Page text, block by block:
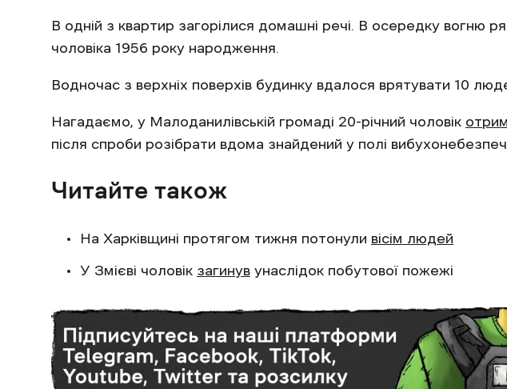
В одній з квартир загорілися домашні речі. В осередку вогню
чоловіка 1956 року народження.
Водночас з верхніх поверхів будинку вдалося врятувати 10
Нагадаємо, у Малоданилівській громаді 20-річний чоловік
після спроби розібрати вдома знайдений у полі
Читайте також
На Харківщині протягом тижня потонули вісім людей
У Змієві чоловік загинув унаслідок побутової пожежі